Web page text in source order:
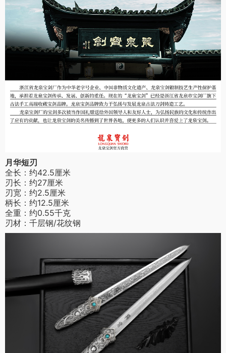
月华短刃
全长：约42.5厘米
刃长：约27厘米
刃宽：约2.5厘米
柄长：约12.5厘米
全重：约0.55千克
刃材：千层钢/花纹钢